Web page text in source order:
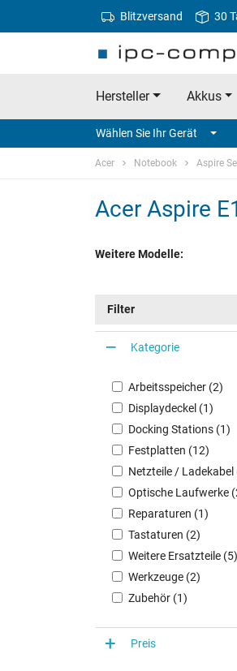
Blitzversand 30
Hersteller Akkus
Wählen Sie Ihr Gerät
Acer Notebook Aspire
Acer Aspire
Weitere Modelle:
Filter
Kategorie
Arbeitsspeicher (2)
Displaydeckel (1)
Docking Stations (1)
Festplatten (12)
Netzteile / Ladekabel
Optische Laufwerke
Reparaturen (1)
Tastaturen (2)
Weitere Ersatzteile (5)
Werkzeuge (2)
Zubehör (1)
Preis